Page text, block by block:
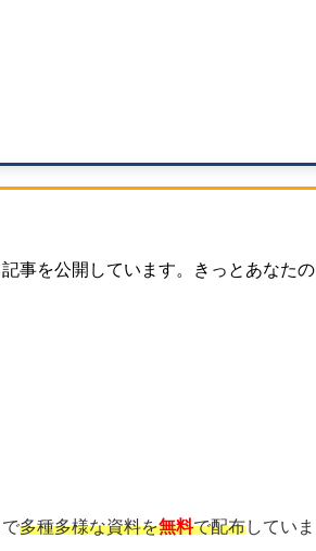
事を公開しています。きっとあなたの
で多種多様な資料を無料で配布していま